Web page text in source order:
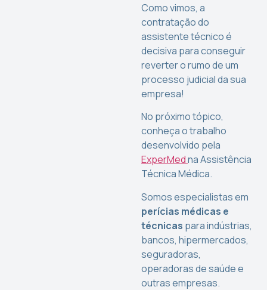
Como vimos, a
contratação do
assistente técnico é
decisiva para conseguir
reverter o rumo de um
processo judicial da sua
empresa!
No próximo tópico,
conheça o trabalho
desenvolvido pela
ExperMedna Assistência
Técnica Médica.
Somos especialistas em
perícias médicas e
técnicas para indústrias,
bancos, hipermercados,
seguradoras,
operadoras de saúde e
outras empresas.